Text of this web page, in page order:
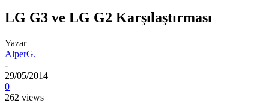
LG G3 ve LG G2 Karşılaştırması
Yazar
AlperG.
-
29/05/2014
0
262 views